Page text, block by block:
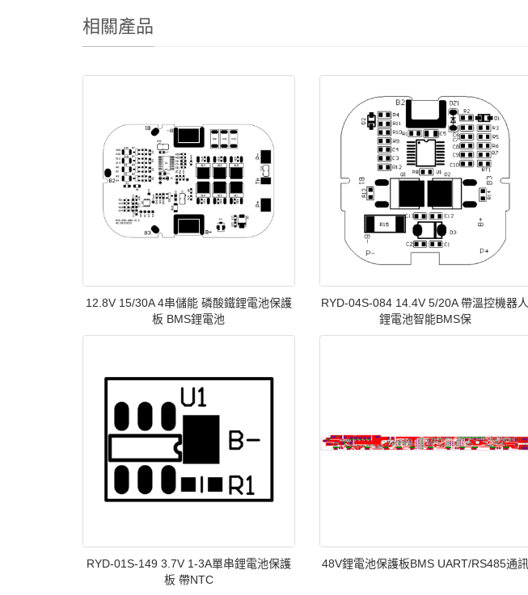
相關產品
12.8V 15/30A 4串儲能 磷酸鐵鋰電池保護
板 BMS鋰電池
RYD-04S-084 14.4V 5/20A 帶溫控機器人
鋰電池智能BMS保
RYD-01S-149 3.7V 1-3A單串鋰電池保護
板 帶NTC
48V鋰電池保護板BMS UART/RS485通訊